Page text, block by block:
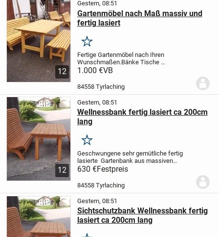
12
Gestern, 08:51
Gartenmöbel nach Maß massiv und
fertig lasiert
Merken
Fertige Gartenmöbel nach Ihren
Wunschmaßen.Bänke Tische
Beistellbänke Sichtschutzbänke
1483
1.000 €VB
84558 Tyrlaching
12
Gestern, 08:51
Wellnessbank fertig lasiert ca 200cm
lang
Merken
Geschwungene sehr gemütliche fertig
lasierte Gartenbank aus massiven
Fichtenholz.Lehnenhöhe ca 125
cm.Länge ca 2,0 m
84558 TYRLACHING
!!!!!!!!!!!!!!!!!!!!!!!!!!!!!!!!!!!!!!!! ...
630 €Festpreis
84558 Tyrlaching
Gestern, 08:51
Sichtschutzbank Wellnessbank fertig
lasiert ca 200cm lang